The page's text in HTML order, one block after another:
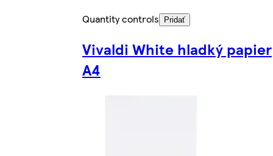
Quantity controls
Pridať
Vivaldi White hladký papier
A4